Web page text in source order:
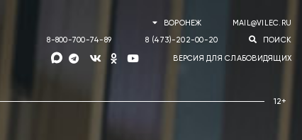
ВОРОНЕЖ MAIL@VILEC.RU
8-800-700-74-89 8 (473)-202-00-20 ПОИСК
ВЕРСИЯ ДЛЯ СЛАБОВИДЯЩИХ